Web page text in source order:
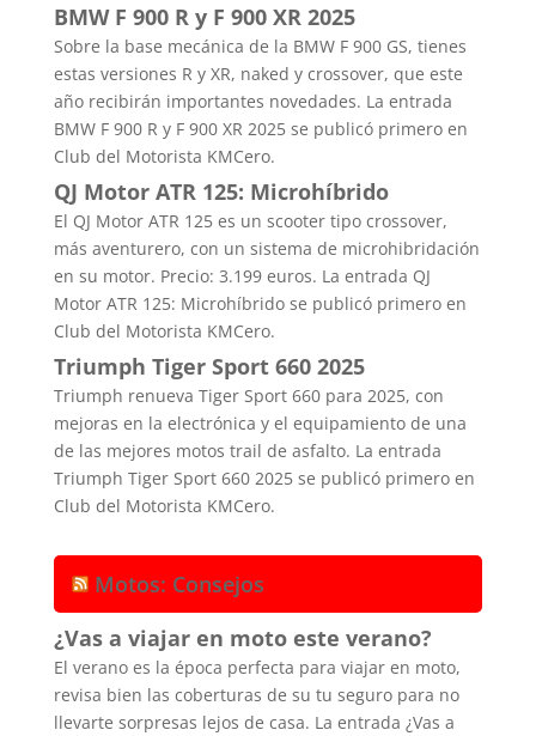
BMW F 900 R y F 900 XR 2025
Sobre la base mecánica de la BMW F 900 GS, tienes
estas versiones R y XR, naked y crossover, que este
año recibirán importantes novedades. La entrada
BMW F 900 R y F 900 XR 2025 se publicó primero en
Club del Motorista KMCero.
QJ Motor ATR 125: Microhíbrido
El QJ Motor ATR 125 es un scooter tipo crossover,
más aventurero, con un sistema de microhibridación
en su motor. Precio: 3.199 euros. La entrada QJ
Motor ATR 125: Microhíbrido se publicó primero en
Club del Motorista KMCero.
Triumph Tiger Sport 660 2025
Triumph renueva Tiger Sport 660 para 2025, con
mejoras en la electrónica y el equipamiento de una
de las mejores motos trail de asfalto. La entrada
Triumph Tiger Sport 660 2025 se publicó primero en
Club del Motorista KMCero.
Motos: Consejos
¿Vas a viajar en moto este verano?
El verano es la época perfecta para viajar en moto,
revisa bien las coberturas de su tu seguro para no
llevarte sorpresas lejos de casa. La entrada ¿Vas a